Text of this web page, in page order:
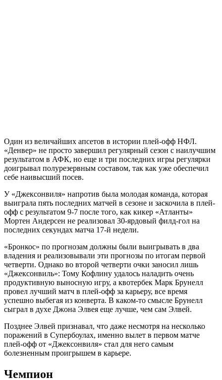
Один из величайших апсетов в истории плей-офф НФЛ.
«Денвер» не просто завершил регулярный сезон с наилучшим
результатом в АФК, но еще и три последних игры регулярки
доигрывал полурезервным составом, так как уже обеспечил
себе наивысший посев.
У «Джексонвиля» напротив была молодая команда, которая
выиграла пять последних матчей в сезоне и заскочила в плей-
офф с результатом 9-7 после того, как кикер «Атланты»
Мортен Андерсен не реализовал 30-ярдовый филд-гол на
последних секундах матча 17-й недели.
«Бронкос» по прогнозам должны были выигрывать в два
владения и реализовывали эти прогнозы по итогам первой
четверти. Однако во второй четверти очки заносил лишь
«Джексонвиль»: Тому Кофлину удалось наладить очень
продуктивную выносную игру, а квотербек Марк Брунелл
провел лучший матч в плей-офф за карьеру, все время
успешно выбегая из конверта. В каком-то смысле Брунелл
сыграл в духе Джона Элвея еще лучше, чем сам Элвей.
Позднее Элвей признавал, что даже несмотря на несколько
поражений в Супербоулах, именно вылет в первом матче
плей-офф от «Джексонвиля» стал для него самым
болезненным проигрышем в карьере.
Чемпион